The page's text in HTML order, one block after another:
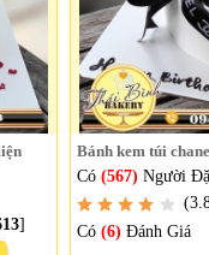
]
Bánh kem túi
Có (567) Người
Có (6) Đánh Giá